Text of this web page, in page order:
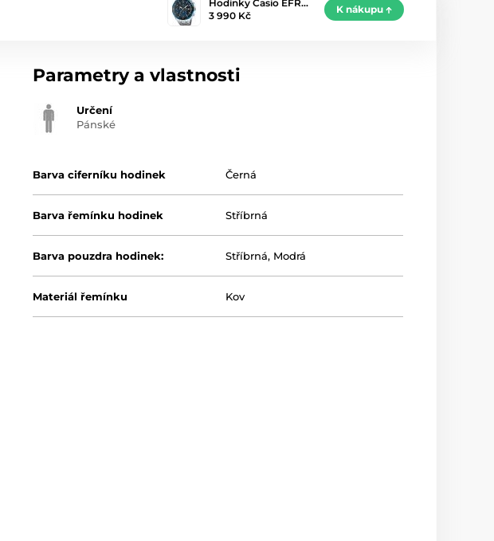
Hodinky Casio EFR…
3 990 Kč
K nákupu
Parametry a vlastnosti
Určení
Pánské
Barva ciferníku hodinek Černá
Barva řemínku hodinek Stříbrná
Barva pouzdra hodinek: Stříbrná, Modrá
Materiál řemínku Kov